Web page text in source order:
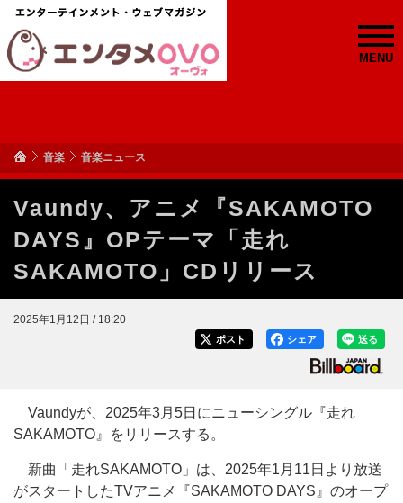
MENU
音楽 音楽ニュース
Vaundy、アニメ『SAKAMOTO
DAYS』OPテーマ「走れ
SAKAMOTO」CDリリース
2025年1月12日 / 18:20
送る
シェア
ポスト
Vaundyが、2025年3月5日にニューシングル『走れ
SAKAMOTO』をリリースする。
新曲「走れSAKAMOTO」は、2025年1月11日より放送
がスタートしたTVアニメ『SAKAMOTO DAYS』のオープ